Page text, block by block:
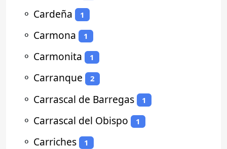
⚬ Cardeña 1
⚬ Carmona 1
⚬ Carmonita 1
⚬ Carranque 2
⚬ Carrascal de Barregas 1
⚬ Carrascal del Obispo 1
⚬ Carriches 1